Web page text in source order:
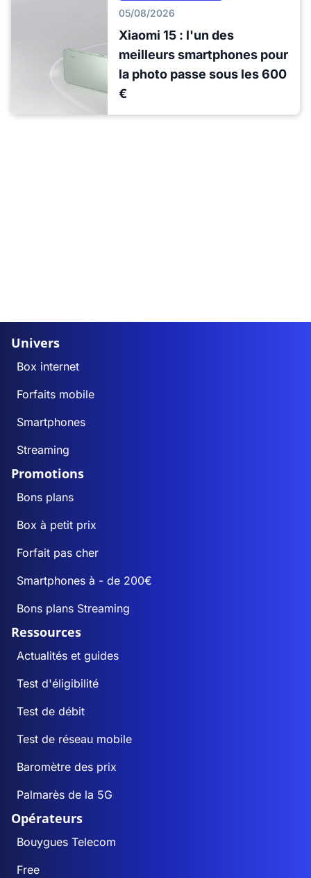
05/08/2026
Xiaomi 15 : l'un des
meilleurs smartphones pour
la photo passe sous les 600
€
Univers
Box internet
Forfaits mobile
Smartphones
Streaming
Promotions
Bons plans
Box à petit prix
Forfait pas cher
Smartphones à - de 200€
Bons plans Streaming
Ressources
Actualités et guides
Test d'éligibilité
Test de débit
Test de réseau mobile
Baromètre des prix
Palmarès de la 5G
Opérateurs
Bouygues Telecom
Free